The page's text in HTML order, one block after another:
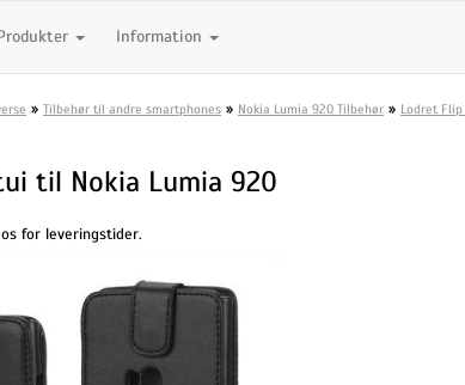
Information
» Tilbehør til andre smartphones » Nokia Lumia 920 Tilbehør » Lodret
til Nokia Lumia 920
for leveringstider.